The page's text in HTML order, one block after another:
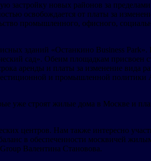
застройку новых районов за пределами
освобождается от платы за
промышленного, офисного,
зданий «Останкино Business
сад». Обеим площадкам присвоен
аренды и платы за изменение вида
и промышленной политики
уже строят жилые дома в Москве и
центров. Нам также интересно
в обеспеченности москвичей
Валентина Становова.